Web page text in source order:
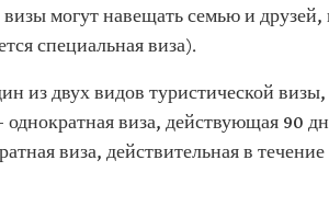
могут навещать семью и
специальная виза).
из двух видов туристической
виза, действующая 90
виза, действительная в